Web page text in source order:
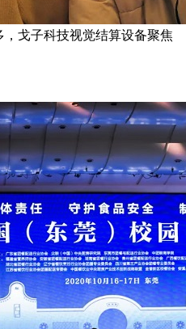
戈子科技视觉结算设备聚焦